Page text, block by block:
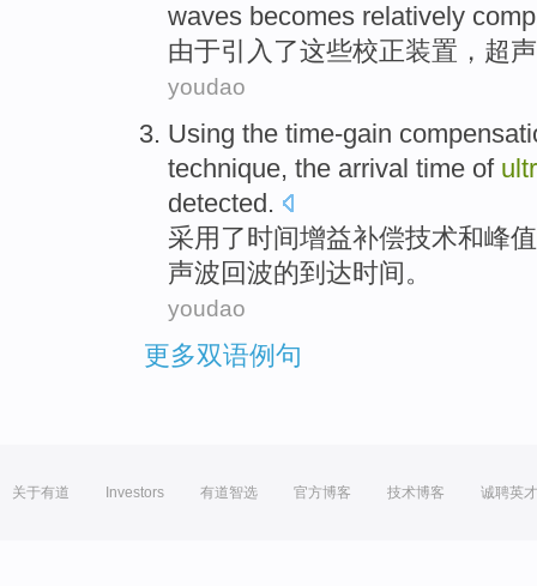
waves becomes relatively
由于引入了这些校正装置 ， 超声
youdao
Using the time-gain
technique, the arrival time of
detected.
采用 了时间增益补偿技术和峰值
声波回波的到达时间。
youdao
更多双语例句
关于有道 Investors 有道智选 官方博客 技术博客 诚聘英才